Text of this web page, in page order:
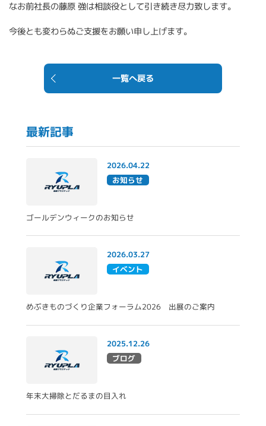
なお前社長の藤原 強は相談役として引き続き尽力致します。
今後とも変わらぬご支援をお願い申し上げます。
一覧へ戻る
最新記事
2026.04.22
お知らせ
ゴールデンウィークのお知らせ
2026.03.27
イベント
めぶきものづくり企業フォーラム2026 出展のご案内
2025.12.26
ブログ
年末大掃除とだるまの目入れ